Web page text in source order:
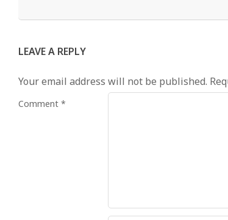
LEAVE A REPLY
Your email address will not be published.
Comment *